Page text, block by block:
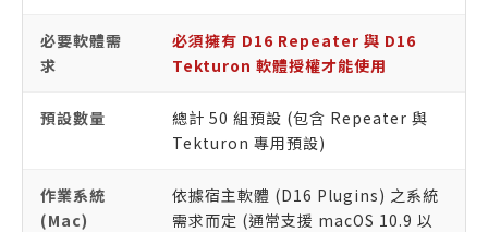
必要軟體需
求
必須擁有 D16 Repeater 與 D16
Tekturon 軟體授權才能使用
預設數量
總計 50 組預設 (包含 Repeater 與
Tekturon 專用預設)
作業系統
(Mac)
依據宿主軟體 (D16 Plugins) 之系統
需求而定 (通常支援 macOS 10.9 以